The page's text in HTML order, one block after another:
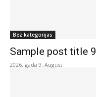
Bez kategorijas
Sample post title 9
2026. gada 9. August